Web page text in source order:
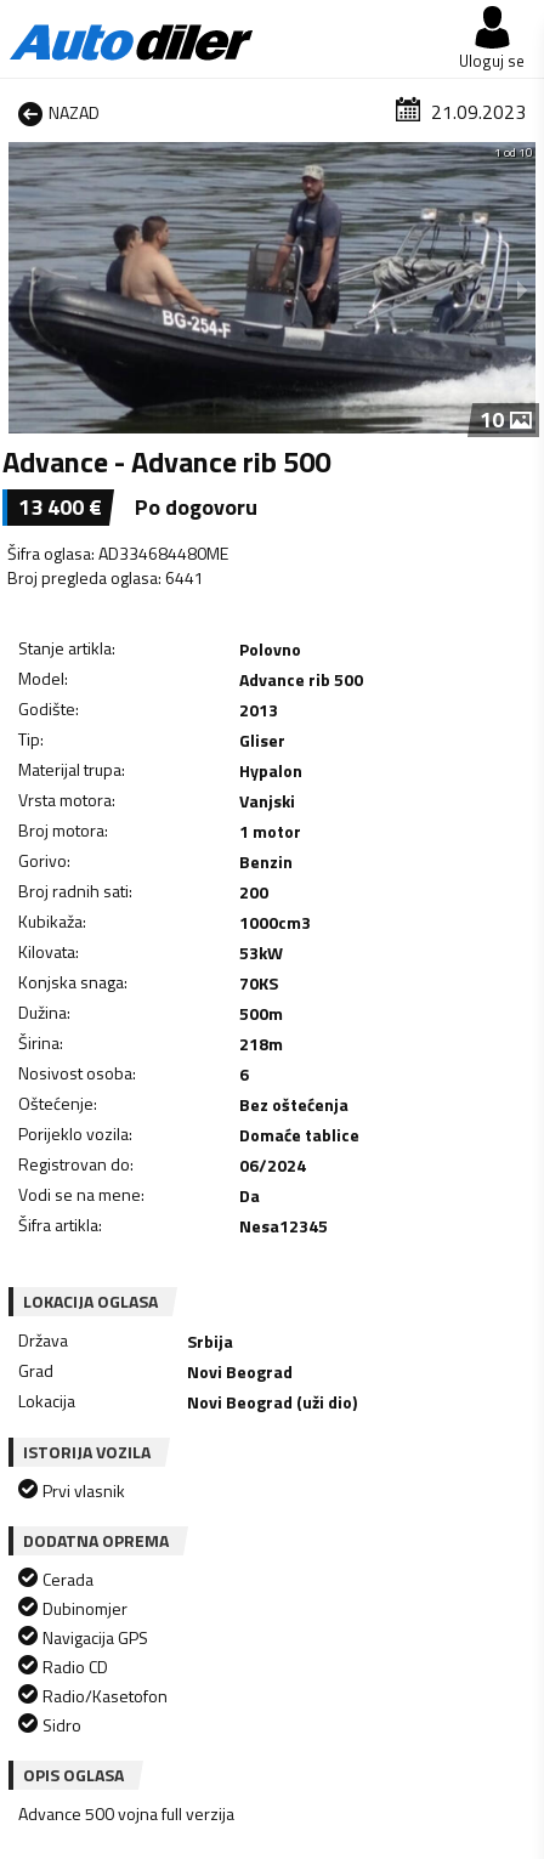
Uloguj se
NAZAD 21.09.2023
1 od 10
10
Advance - Advance rib 500
13 400€ Po dogovoru
Šifra oglasa:AD334684480ME
Broj pregleda oglasa:6441
Stanje artikla:
Polovno
Model:
Advance rib 500
Godište:
2013
Tip:
Gliser
Materijal trupa:
Hypalon
Vrsta motora:
Vanjski
Broj motora:
1 motor
Gorivo:
Benzin
Broj radnih sati:
200
Kubikaža: 1000cm3
Kilovata: 53kW
Konjska snaga: 70KS
Dužina: 500m
Širina: 218m
Nosivost osoba:
6
Oštećenje:
Bez oštećenja
Porijeklo vozila:
Domaće tablice
Registrovan do:
06/2024
Vodi se na mene:
Da
Šifra artikla: Nesa12345
LOKACIJA OGLASA
Država
Srbija
Grad
Novi Beograd
Lokacija
Novi Beograd (uži dio)
ISTORIJA VOZILA
Prvi vlasnik
DODATNA OPREMA
Cerada
Dubinomjer
Navigacija GPS
Radio CD
Radio/Kasetofon
Sidro
OPIS OGLASA
Advance 500 vojna full verzija